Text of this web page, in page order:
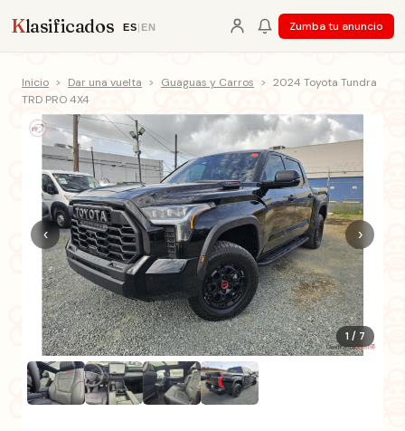
Klasificados ES| EN Zumba tu anuncio
Inicio > Dar una vuelta > Guaguas y Carros > 2024 Toyota Tundra
TRD PRO 4X4
1 / 7
‹ ›